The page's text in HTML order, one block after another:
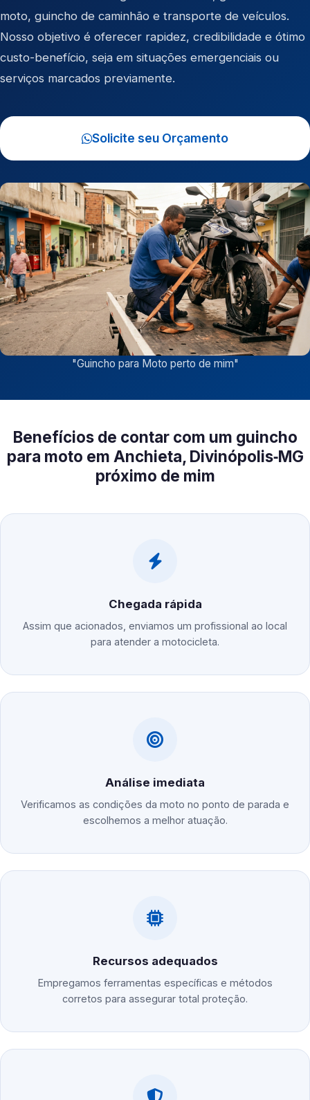
moto, guincho de caminhão e transporte de veículos.
Nosso objetivo é oferecer rapidez, credibilidade e ótimo
custo-benefício, seja em situações emergenciais ou
serviços marcados previamente.
Solicite seu Orçamento
"Guincho para Moto perto de mim"
Benefícios de contar com um guincho
para moto em Anchieta, Divinópolis‑MG
próximo de mim
Chegada rápida
Assim que acionados, enviamos um profissional ao local
para atender a motocicleta.
Análise imediata
Verificamos as condições da moto no ponto de parada e
escolhemos a melhor atuação.
Recursos adequados
Empregamos ferramentas específicas e métodos
corretos para assegurar total proteção.